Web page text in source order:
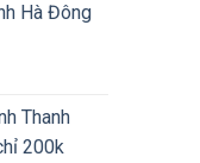
Hà Đông
Thanh
200k